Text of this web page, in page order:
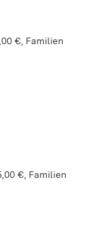
€, Familien
€, Familien